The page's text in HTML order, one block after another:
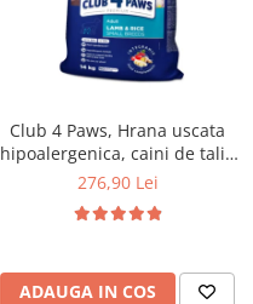
Club 4 Paws, Hrana uscata
hipoalergenica, caini de talie
mica, miel si orez, 14kg
276,90 Lei
ADAUGA IN COS